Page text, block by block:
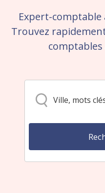
Expert-comptable
Trouvez